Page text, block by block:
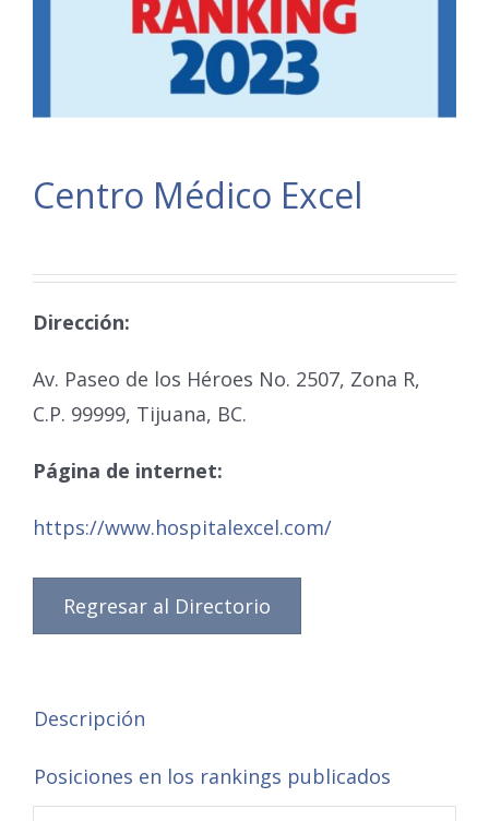
Centro Médico Excel
Dirección:
Av. Paseo de los Héroes No. 2507, Zona R,
C.P. 99999, Tijuana, BC.
Página de internet:
https://www.hospitalexcel.com/
Regresar al Directorio
Descripción
Posiciones en los rankings publicados